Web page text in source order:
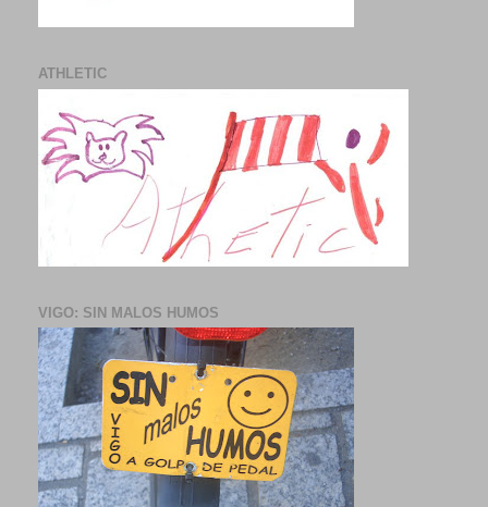
ATHLETIC
VIGO: SIN MALOS HUMOS